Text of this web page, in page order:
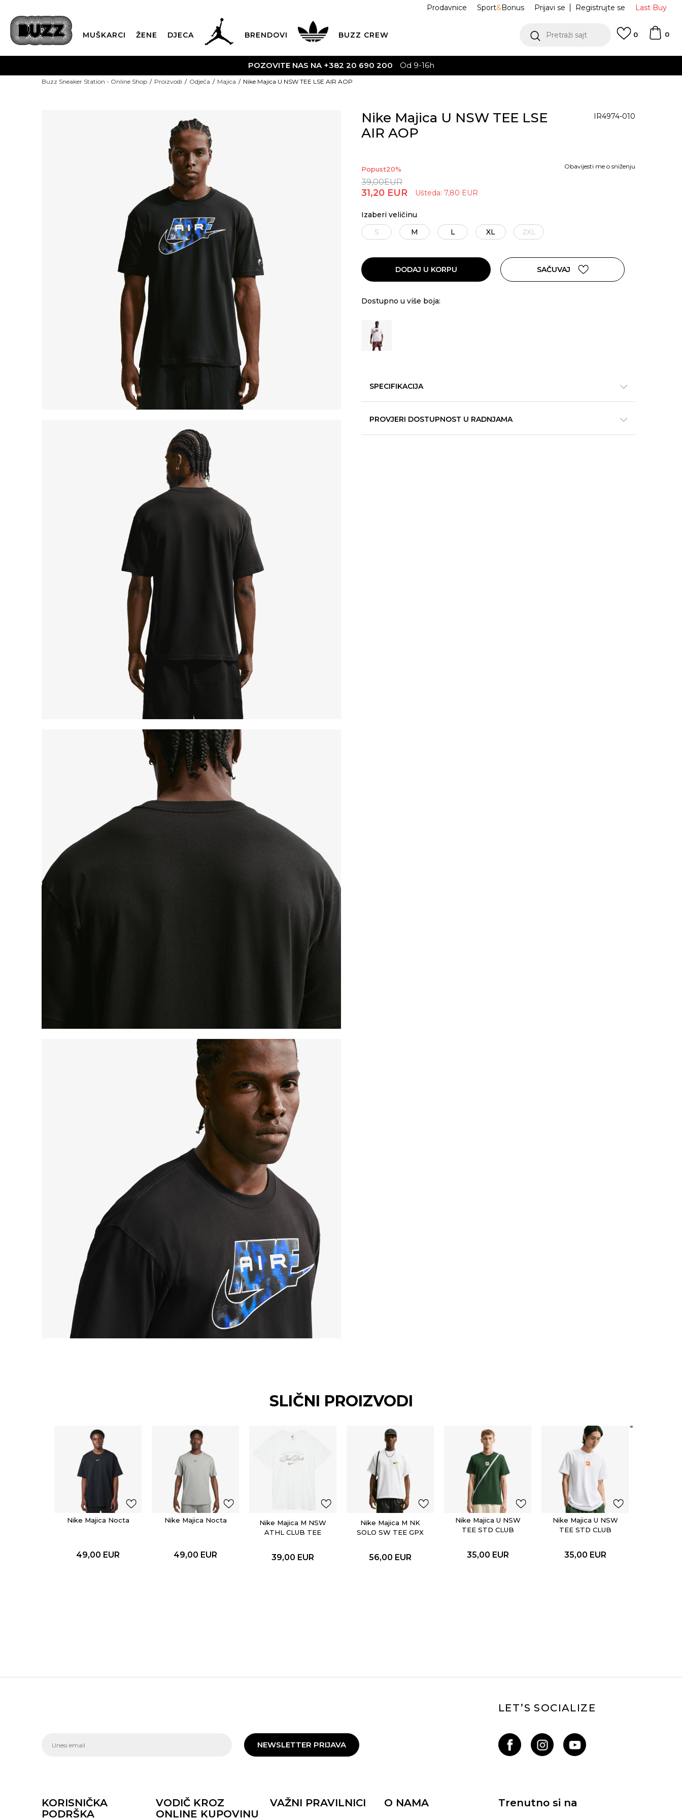
Last Buy
Prijavi se Registrujte se
Prodavnice Sport&Bonus
MUŠKARCI ŽENE DJECA BRENDOVI BUZZ CREW Pretraži sajt 0
0
POZOVITE NAS NA +382 20 690 200 Od 9-16h
Buzz Sneaker Station - Online Shop Proizvodi Odjeća Majica Nike Majica U NSW TEE LSE AIR AOP
Nike Majica U NSW TEE LSE
AIR AOP
IR4974-010
Popust20%
39,00EUR
31,20 EUR Ušteda: 7,80 EUR
Obavijesti me o sniženju
Izaberi veličinu
S
M L XL 2XL
DODAJ U KORPU SAČUVAJ
Dostupno u više boja:
SPECIFIKACIJA
PROVJERI DOSTUPNOST U RADNJAMA
SLIČNI PROIZVODI
Nike Majica Nocta
49,00 EUR
Nike Majica Nocta
49,00 EUR
Nike Majica M NSW
ATHL CLUB TEE
39,00 EUR
Nike Majica M NK
SOLO SW TEE GPX
56,00 EUR
Nike Majica U NSW
TEE STD CLUB
35,00 EUR
Nike Majica U NSW
TEE STD CLUB
35,00 EUR
NEWSLETTER PRIJAVA
LET’S SOCIALIZE
KORISNIČKA
PODRŠKA
VODIČ KROZ
ONLINE KUPOVINU
VAŽNI PRAVILNICI O NAMA Trenutno si na